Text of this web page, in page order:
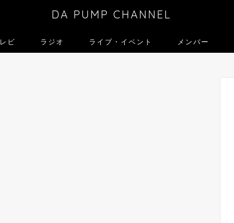
DA PUMP CHANNEL
ビ ラジオ ライブ・イベント メンバー